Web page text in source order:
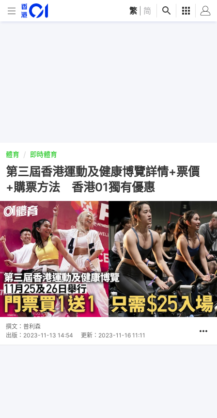
繁 简
體育 即時體育
第三屆香港運動及健康博覽詳情+票價
+購票方法 香港01獨有優惠
撰文： 普利森
出版： 2023-11-13 14:54 更新： 2023-11-16 11:11